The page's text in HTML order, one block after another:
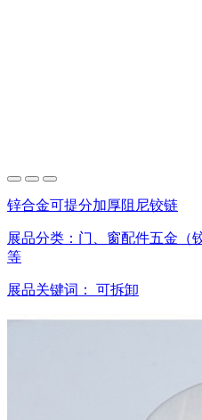
锌合金可提分加厚阻尼铰链
展品分类： 门、窗配件五金（
等
展品关键词： 可拆卸